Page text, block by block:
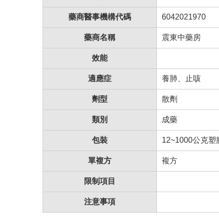
藥商醫事機構代碼 6042021970
藥商名稱 震東中藥房
效能
適應症 養肺、止咳
劑型 散劑
類別 成藥
包裝 12~1000公克塑
單複方 複方
限制項目
注意事項